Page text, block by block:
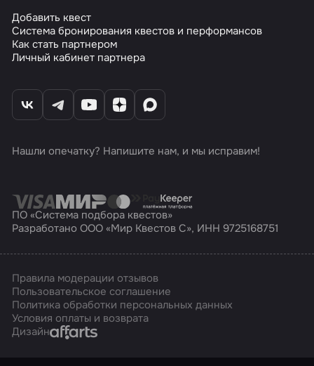
Добавить квест
Система бронирования квестов и перформансов
Как стать партнером
Личный кабинет партнера
Нашли опечатку? Напишите нам, и мы исправим!
ПО «Система подбора квестов»
Разработано ООО «Мир Квестов С», ИНН 9725168751
Правила модерации отзывов
Пользовательское соглашение
Политика обработки персональных данных
Условия оплаты и возврата
ДизайнAffarts